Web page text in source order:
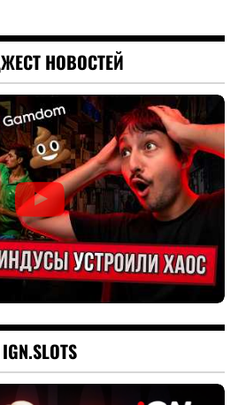
НОВОСТЕЙ
IGN.SLOTS